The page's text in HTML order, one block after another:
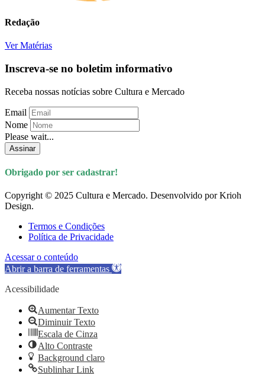
Redação
Ver Matérias
Inscreva-se no boletim informativo
Receba nossas notícias sobre Cultura e Mercado
Email
Nome
Please wait...
Assinar
Obrigado por ser cadastrar!
Copyright © 2025 Cultura e Mercado. Desenvolvido por Krioh
Design.
Termos e Condições
Política de Privacidade
Acessar o conteúdo
Abrir a barra de ferramentas
Acessibilidade
Aumentar Texto
Diminuir Texto
Escala de Cinza
Alto Contraste
Background claro
Sublinhar Link